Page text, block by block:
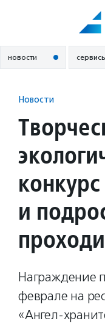
новости
Новости
и
Награждение
феврале на
«Ангел-